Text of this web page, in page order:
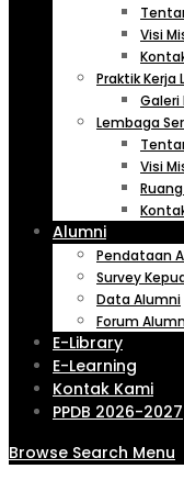
Visi
Praktik Kerja
Galeri
Lembaga
Visi
Alumni
Pendataan
Survey
Data Alumni
Forum
E-Library
E-Learning
Kontak Kami
PPDB 2026-2027
Browse Search Menu